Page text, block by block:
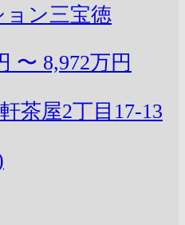
ン三宝徳
〜 8,972万円
茶屋2丁目17-13